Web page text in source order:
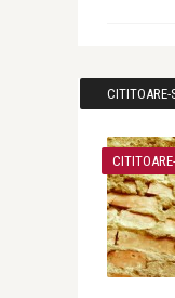
CITITOARE-